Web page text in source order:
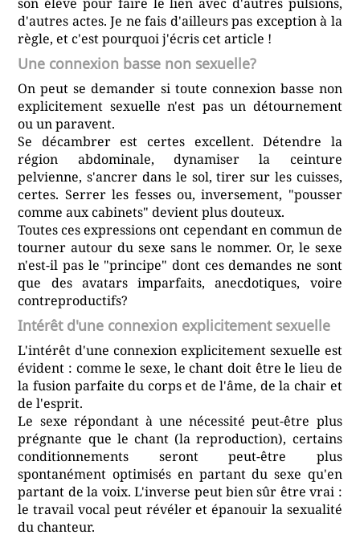
d'autres actes. Je ne fais d'ailleurs pas exception à la
règle, et c'est pourquoi j'écris cet article !
Une connexion basse non sexuelle?
On peut se demander si toute connexion basse non
explicitement sexuelle n'est pas un détournement
ou un paravent.
Se décambrer est certes excellent. Détendre la
région abdominale, dynamiser la ceinture
pelvienne, s'ancrer dans le sol, tirer sur les cuisses,
certes. Serrer les fesses ou, inversement, "pousser
comme aux cabinets" devient plus douteux.
Toutes ces expressions ont cependant en commun de
tourner autour du sexe sans le nommer. Or, le sexe
n'est-il pas le "principe" dont ces demandes ne sont
que des avatars imparfaits, anecdotiques, voire
contreproductifs?
Intérêt d'une connexion explicitement sexuelle
L'intérêt d'une connexion explicitement sexuelle est
évident : comme le sexe, le chant doit être le lieu de
la fusion parfaite du corps et de l'âme, de la chair et
de l'esprit.
Le sexe répondant à une nécessité peut-être plus
prégnante que le chant (la reproduction), certains
conditionnements seront peut-être plus
spontanément optimisés en partant du sexe qu'en
partant de la voix. L'inverse peut bien sûr être vrai :
le travail vocal peut révéler et épanouir la sexualité
du chanteur.